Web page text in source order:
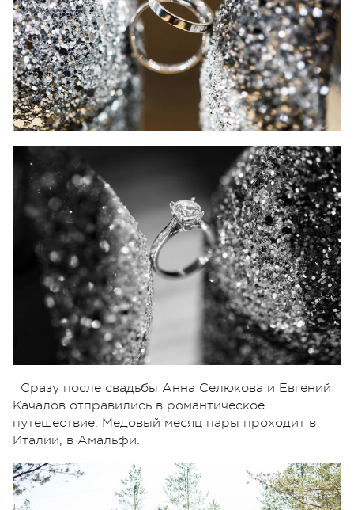
Сразу после свадьбы Анна Селюкова и Евгений
Качалов отправились в романтическое
путешествие. Медовый месяц пары проходит в
Италии, в Амальфи.